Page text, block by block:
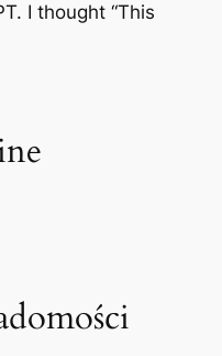
I thought “This